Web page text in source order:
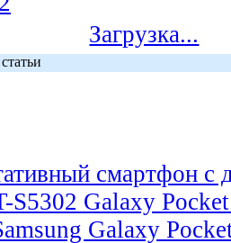
Загрузка...
смартфон с
S5302 Galaxy
Galaxy